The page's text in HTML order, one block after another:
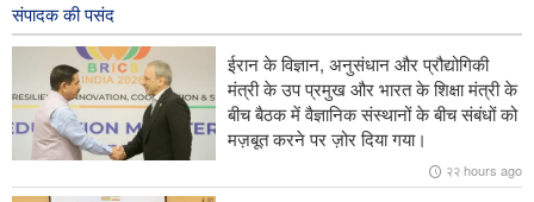
अमेरिका क्षेत्र में अशांति की मुख्य जड़ हैः इराक़ी सांसद
मलेशिया और इंडोनेशिया ने क़ुद्स में इस्लामी और ईसाई पवित्र स्थलों की स्थिति को
बनाए रखने पर जोर दिया।
अमेरिकी सीनेटरों के एक समूह ने ईरान के खिलाफ़ अमेरिकी अवैध युद्ध समाप्त करने
संपादक की पसंद
ईरान के विज्ञान, अनुसंधान और प्रौद्योगिकी
मंत्री के उप प्रमुख और भारत के शिक्षा मंत्री के
बीच बैठक में वैज्ञानिक संस्थानों के बीच संबंधों को
मज़बूत करने पर ज़ोर दिया गया।
२२ hours ago